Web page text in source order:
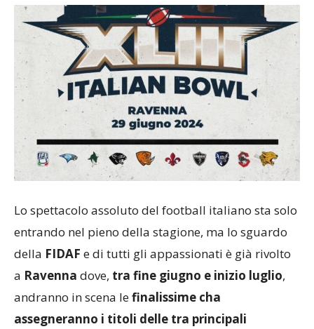
Lo spettacolo assoluto del football italiano sta solo
entrando nel pieno della stagione, ma lo sguardo
della FIDAF e di tutti gli appassionati è già rivolto
a Ravenna dove, tra fine giugno e inizio luglio,
andranno in scena lefinalissime cha
assegneranno i titoli delle tra principali